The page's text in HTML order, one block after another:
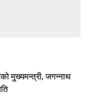
मुख्यमन्त्री, जगन्नाथ